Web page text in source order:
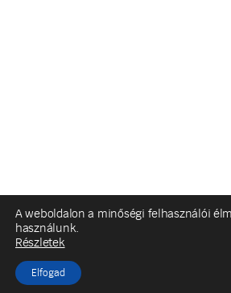
A weboldalon a minőségi felhasználói
használunk.
Részletek
Elfogad